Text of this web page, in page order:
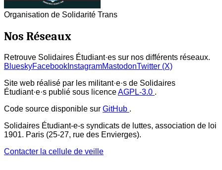
Organisation de Solidarité Trans
Nos Réseaux
Retrouve Solidaires Étudiant·es sur nos différents réseaux.
BlueskyFacebook InstagramMastodonTwitter (X)
Site web réalisé par les militant·e·s de Solidaires
Étudiant·e·s publié sous licenceAGPL-3.0 .
Code source disponible sur GitHub .
Solidaires Étudiant-e-s syndicats de luttes, association de loi
1901. Paris (25-27, rue des Envierges).
Contacter la cellule de veille